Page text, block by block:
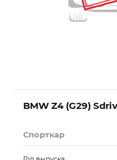
BMW Z4 (G29)
Спорткар